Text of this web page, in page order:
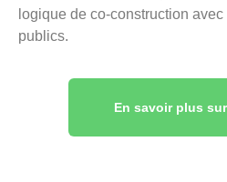
logique de co-construction
publics.
En savoir plus